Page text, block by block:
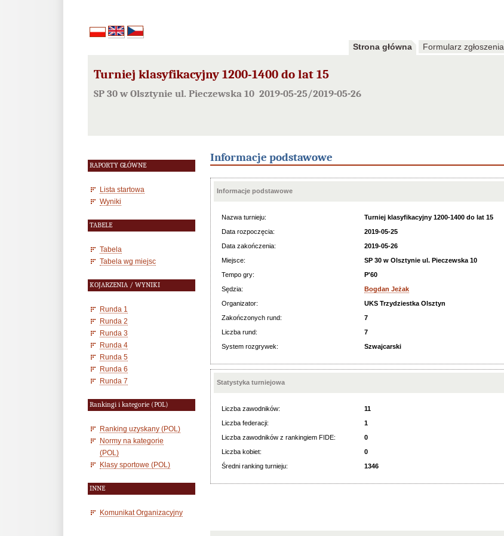
Strona główna Formularz zgłoszenia
Turniej klasyfikacyjny 1200-1400 do lat 15
SP 30 w Olsztynie ul. Pieczewska 10 2019-05-25/2019-05-26
RAPORTY GŁÓWNE
Lista startowa
Wyniki
TABELE
Tabela
Tabela wg miejsc
KOJARZENIA / WYNIKI
Runda 1
Runda 2
Runda 3
Runda 4
Runda 5
Runda 6
Runda 7
Rankingi i kategorie (POL)
Ranking uzyskany (POL)
Normy na kategorie
(POL)
Klasy sportowe (POL)
INNE
Komunikat Organizacyjny
Informacje podstawowe
Informacje podstawowe
Nazwa turnieju:
Turniej klasyfikacyjny 1200-1400 do lat 15
Data rozpoczęcia:
2019-05-25
Data zakończenia:
2019-05-26
Miejsce:
SP 30 w Olsztynie ul. Pieczewska 10
Tempo gry:
P'60
Sędzia:
Bogdan Jeżak
Organizator:
UKS Trzydziestka Olsztyn
Zakończonych rund:
7
Liczba rund:
7
System rozgrywek:
Szwajcarski
Statystyka turniejowa
Liczba zawodników:
11
Liczba federacji:
1
Liczba zawodników z rankingiem FIDE:
0
Liczba kobiet:
0
Średni ranking turnieju:
1346